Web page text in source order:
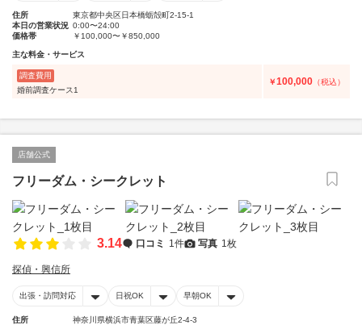
住所
東京都中央区日本橋蛎殻町2-15-1
本日の営業状況 0:00〜24:00
価格帯
￥100,000〜￥850,000
主な料金・サービス
調査費用
婚前調査ケース1
￥100,000 （税込）
店舗公式
フリーダム・シークレット
3.14 口コミ 1件 写真 1枚
探偵・興信所
出張・訪問対応 日祝OK 早朝OK
住所
神奈川県横浜市青葉区藤が丘2-4-3